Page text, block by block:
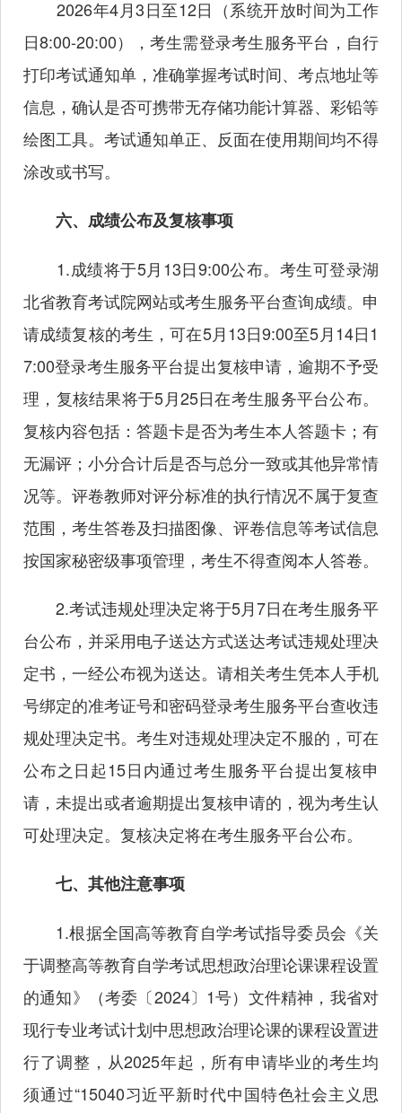
2026年4月3日至12日（系统开放时间为工作
日8:00-20:00），考生需登录考生服务平台，自行
打印考试通知单，准确掌握考试时间、考点地址等
信息，确认是否可携带无存储功能计算器、彩铅等
绘图工具。考试通知单正、反面在使用期间均不得
涂改或书写。
六、成绩公布及复核事项
1.成绩将于5月13日9:00公布。考生可登录湖
北省教育考试院网站或考生服务平台查询成绩。申
请成绩复核的考生，可在5月13日9:00至5月14日1
7:00登录考生服务平台提出复核申请，逾期不予受
理，复核结果将于5月25日在考生服务平台公布。
复核内容包括：答题卡是否为考生本人答题卡；有
无漏评；小分合计后是否与总分一致或其他异常情
况等。评卷教师对评分标准的执行情况不属于复查
范围，考生答卷及扫描图像、评卷信息等考试信息
按国家秘密级事项管理，考生不得查阅本人答卷。
2.考试违规处理决定将于5月7日在考生服务平
台公布，并采用电子送达方式送达考试违规处理决
定书，一经公布视为送达。请相关考生凭本人手机
号绑定的准考证号和密码登录考生服务平台查收违
规处理决定书。考生对违规处理决定不服的，可在
公布之日起15日内通过考生服务平台提出复核申
请，未提出或者逾期提出复核申请的，视为考生认
可处理决定。复核决定将在考生服务平台公布。
七、其他注意事项
1.根据全国高等教育自学考试指导委员会《关
于调整高等教育自学考试思想政治理论课课程设置
的通知》（考委〔2024〕1号）文件精神，我省对
现行专业考试计划中思想政治理论课的课程设置进
行了调整，从2025年起，所有申请毕业的考生均
须通过“15040习近平新时代中国特色社会主义思